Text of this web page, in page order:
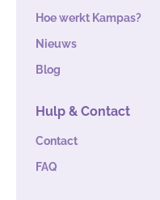
Hoe werkt Kampas?
Nieuws
Blog
Hulp & Contact
Contact
FAQ